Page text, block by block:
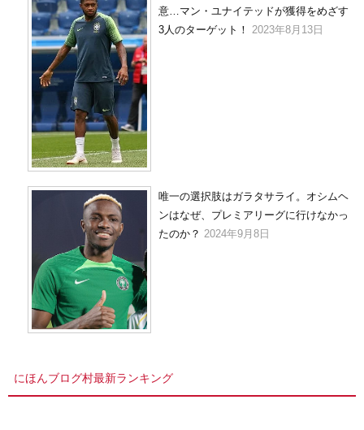
意…マン・ユナイテッドが獲得をめざす
3人のターゲット！ 2023年8月13日
唯一の選択肢はガラタサライ。オシムヘ
ンはなぜ、プレミアリーグに行けなかっ
たのか？ 2024年9月8日
にほんブログ村最新ランキング